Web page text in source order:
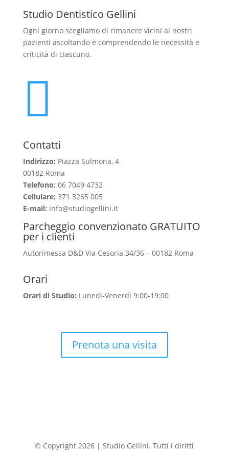
Studio Dentistico Gellini
Ogni giorno scegliamo di rimanere vicini ai nostri
pazienti ascoltando e comprendendo le necessità e
criticità di ciascuno.

Contatti
Indirizzo: Piazza Sulmona, 4
00182 Roma
Telefono: 06 7049 4732
Cellulare: 371 3265 005
E-mail: info@studiogellini.it
Parcheggio convenzionato GRATUITO
per i clienti
Autorimessa D&D Via Cesoria 34/36 – 00182 Roma
Orari
Orari di Studio: Lunedì-Venerdì 9:00-19:00
Prenota una visita
© Copyright 2026 | Studio Gellini. Tutti i diritti